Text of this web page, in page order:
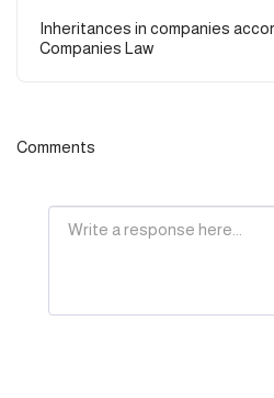
Inheritances in companies
Companies Law
Comments